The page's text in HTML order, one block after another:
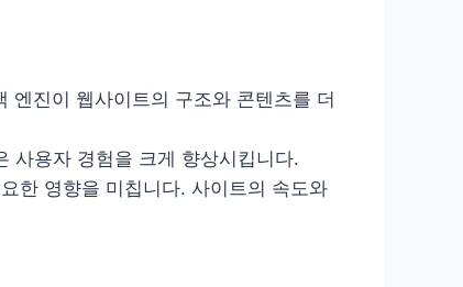
엔진이 웹사이트의 구조와 콘텐츠를 더
사용자 경험을 크게 향상시킵니다.
한 영향을 미칩니다. 사이트의 속도와